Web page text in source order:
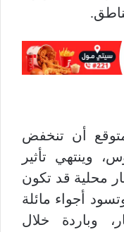
أن تنخفض
وينتهي تأثير
محلية قد تكون
أجواء مائلة
وباردة خلال